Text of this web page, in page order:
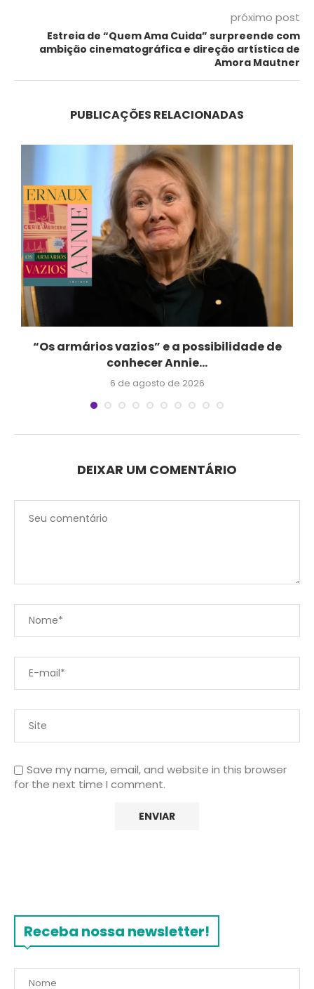
próximo post
Estreia de “Quem Ama Cuida” surpreende com
ambição cinematográfica e direção artística de
Amora Mautner
PUBLICAÇÕES RELACIONADAS
“Os armários vazios” e a possibilidade de
conhecer Annie...
6 de agosto de 2026
DEIXAR UM COMENTÁRIO
Save my name, email, and website in this browser
for the next time I comment.
Receba nossa newsletter!